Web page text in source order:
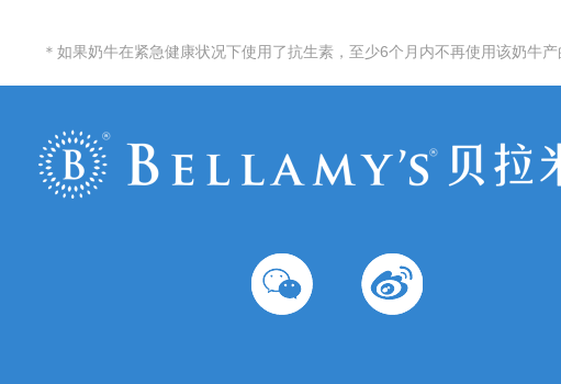
＊如果奶牛在紧急健康状况下使用了抗生素，至少6个月内不再使用该奶牛